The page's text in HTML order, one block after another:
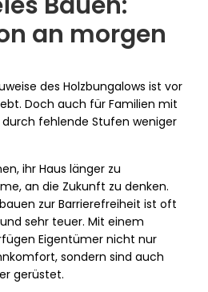
an morgen
des Holzbungalows ist vor
Doch auch für Familien mit
durch fehlende Stufen weniger
ihr Haus länger zu
an die Zukunft zu denken.
zur Barrierefreiheit ist oft
sehr teuer. Mit einem
Eigentümer nicht nur
sondern sind auch
gerüstet.